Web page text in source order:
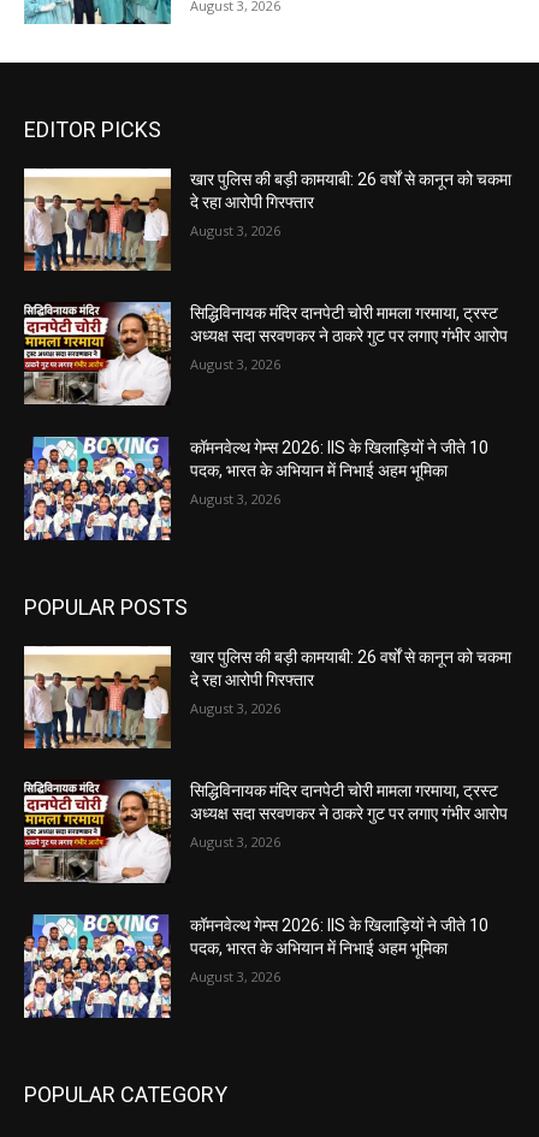
August 3, 2026
EDITOR PICKS
खार पुलिस की बड़ी कामयाबी: 26 वर्षों से कानून को चकमा
दे रहा आरोपी गिरफ्तार
August 3, 2026
सिद्धिविनायक मंदिर दानपेटी चोरी मामला गरमाया, ट्रस्ट
अध्यक्ष सदा सरवणकर ने ठाकरे गुट पर लगाए गंभीर आरोप
August 3, 2026
कॉमनवेल्थ गेम्स 2026: IIS के खिलाड़ियों ने जीते 10
पदक, भारत के अभियान में निभाई अहम भूमिका
August 3, 2026
POPULAR POSTS
खार पुलिस की बड़ी कामयाबी: 26 वर्षों से कानून को चकमा
दे रहा आरोपी गिरफ्तार
August 3, 2026
सिद्धिविनायक मंदिर दानपेटी चोरी मामला गरमाया, ट्रस्ट
अध्यक्ष सदा सरवणकर ने ठाकरे गुट पर लगाए गंभीर आरोप
August 3, 2026
कॉमनवेल्थ गेम्स 2026: IIS के खिलाड़ियों ने जीते 10
पदक, भारत के अभियान में निभाई अहम भूमिका
August 3, 2026
POPULAR CATEGORY